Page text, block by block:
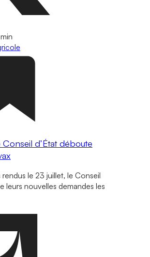
d’État déboute
rendus le 23 juillet, le Conseil
leurs nouvelles demandes les